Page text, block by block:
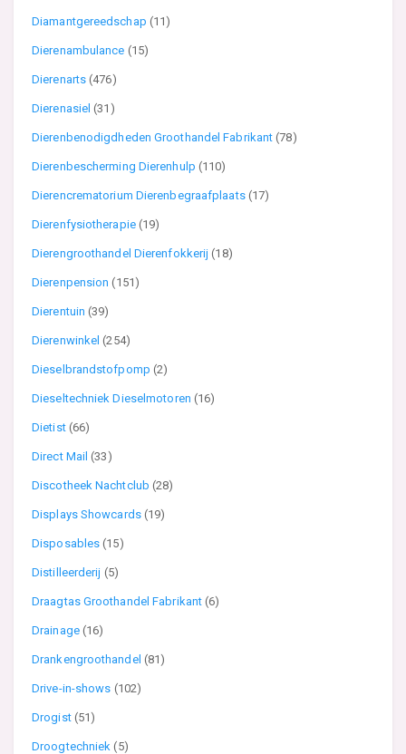
Diamantgereedschap (11)
Dierenambulance (15)
Dierenarts(476)
Dierenasiel(31)
Dierenbenodigdheden Groothandel Fabrikant(78)
Dierenbescherming Dierenhulp (110)
Dierencrematorium Dierenbegraafplaats (17)
Dierenfysiotherapie (19)
Dierengroothandel Dierenfokkerij(18)
Dierenpension(151)
Dierentuin(39)
Dierenwinkel(254)
Dieselbrandstofpomp (2)
Dieseltechniek Dieselmotoren (16)
Dietist (66)
Direct Mail(33)
Discotheek Nachtclub(28)
Displays Showcards (19)
Disposables(15)
Distilleerderij (5)
Draagtas Groothandel Fabrikant(6)
Drainage (16)
Drankengroothandel (81)
Drive-in-shows (102)
Drogist (51)
Droogtechniek(5)